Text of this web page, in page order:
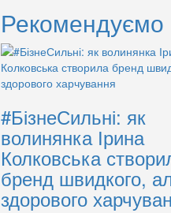
Рекомендуємо
#БізнеСильні: як
волинянка Ірина
Колковська
бренд швидкого,
здорового